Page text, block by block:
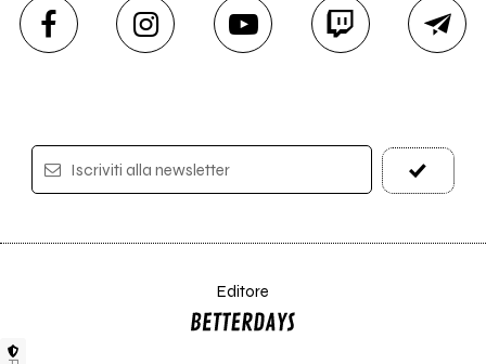
Iscriviti alla newsletter
Editore